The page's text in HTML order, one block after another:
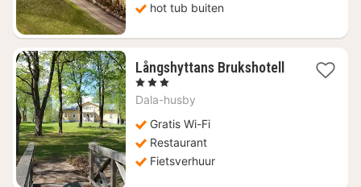
hot tub buiten
Långshyttans Brukshotell
1
nacht
€
244,06
, 3 Sterren
Dala-husby
Gratis Wi-Fi
Restaurant
Fietsverhuur